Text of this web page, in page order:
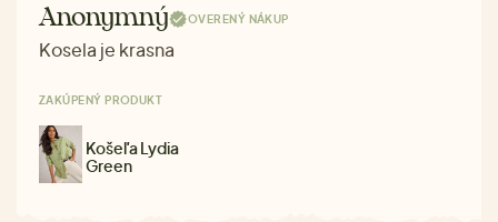
Anonymný OVERENÝ NÁKUP
Kosela je krasna
ZAKÚPENÝ PRODUKT
Košeľa Lydia
Green